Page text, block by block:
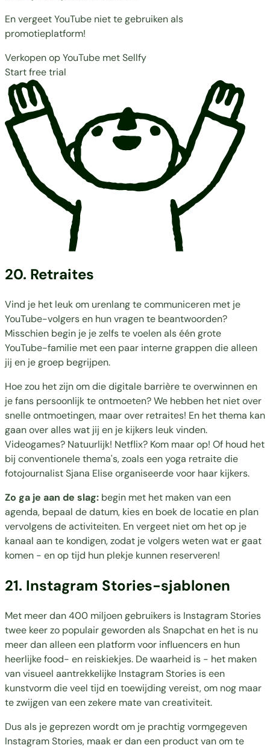
En vergeet YouTube niet te gebruiken als
promotieplatform!
Verkopen op YouTube met Sellfy
Start free trial
20. Retraites
Vind je het leuk om urenlang te communiceren met je
YouTube-volgers en hun vragen te beantwoorden?
Misschien begin je je zelfs te voelen als één grote
YouTube-familie met een paar interne grappen die alleen
jij en je groep begrijpen.
Hoe zou het zijn om die digitale barrière te overwinnen en
je fans persoonlijk te ontmoeten? We hebben het niet over
snelle ontmoetingen, maar over retraites! En het thema kan
gaan over alles wat jij en je kijkers leuk vinden.
Videogames? Natuurlijk! Netflix? Kom maar op! Of houd het
bij conventionele thema's, zoals een yoga retraite die
fotojournalist Sjana Elise organiseerde voor haar kijkers.
Zo ga je aan de slag: begin met het maken van een
agenda, bepaal de datum, kies en boek de locatie en plan
vervolgens de activiteiten. En vergeet niet om het op je
kanaal aan te kondigen, zodat je volgers weten wat er gaat
komen - en op tijd hun plekje kunnen reserveren!
21. Instagram Stories-sjablonen
Met meer dan 400 miljoen gebruikers is Instagram Stories
twee keer zo populair geworden als Snapchat en het is nu
meer dan alleen een platform voor influencers en hun
heerlijke food- en reiskiekjes. De waarheid is - het maken
van visueel aantrekkelijke Instagram Stories is een
kunstvorm die veel tijd en toewijding vereist, om nog maar
te zwijgen van een zekere mate van creativiteit.
Dus als je geprezen wordt om je prachtig vormgegeven
Instagram Stories, maak er dan een product van om te